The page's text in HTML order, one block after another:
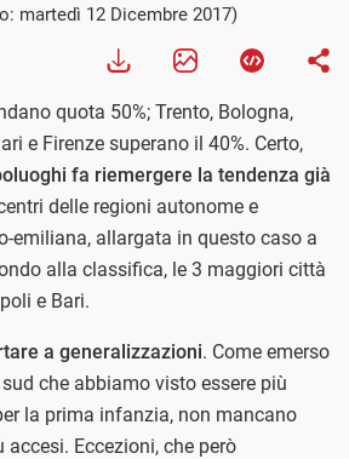
martedì 12 Dicembre 2017)
quota 50%; Trento, Bologna,
e Firenze superano il 40%. Certo,
fa riemergere la tendenza già
delle regioni autonome e
emiliana, allargata in questo caso a
alla classifica, le 3 maggiori città
e Bari.
a generalizzazioni. Come emerso
che abbiamo visto essere più
la prima infanzia, non mancano
Eccezioni, che però